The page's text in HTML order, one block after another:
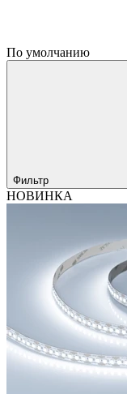
По умолчанию
Фильтр
НОВИНКА